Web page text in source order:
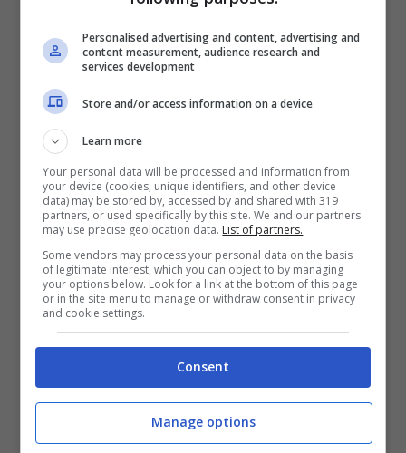
Nato nel 2004, il giovane argentino sa
giocare anche da difensore sul mancino ed
è dotato di ottima tecnica. Per questo non
ci si può aspettare che solo i rossoneri ci
pensino ed infatti Barco piace anche al
Liverpool, come riporta ancheTyc
Jurgen Kloppspera di averlo ad
‘Anfield’, il Milan invece pensa già ad una
possibile sostituzione di
Personalised advertising and content, advertising and
content measurement, audience research and
services development
Store and/or access information on a device
Learn more
Your personal data will be processed and information from
your device (cookies, unique identifiers, and other device
data) may be stored by, accessed by and shared with 319
partners, or used specifically by this site. We and our partners
may use precise geolocation data. List of partners.
Some vendors may process your personal data on the basis
of legitimate interest, which you can object to by managing
your options below. Look for a link at the bottom of this page
or in the site menu to manage or withdraw consent in privacy
and cookie settings.
Consent
Manage options